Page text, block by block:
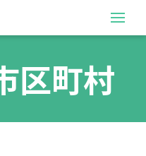
区町村